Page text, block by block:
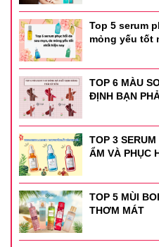
Top 5 serum
mỏng yếu tốt
TOP 6 MÀU
ĐỊNH BẠN
TOP 3
ẨM VÀ PHỤC
TOP 5 MÙI
THƠM MÁT